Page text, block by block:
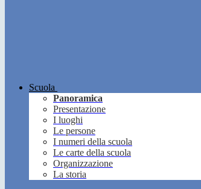
Scuola
Panoramica
Presentazione
I luoghi
Le persone
I numeri della scuola
Le carte della scuola
Organizzazione
La storia